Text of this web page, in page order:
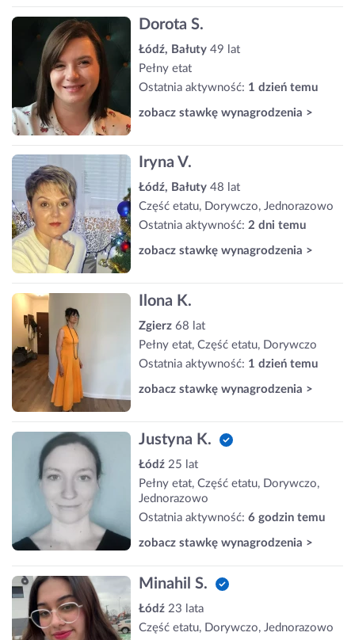
Dorota S.
Łódź, Bałuty 49 lat
Pełny etat
Ostatnia aktywność: 1 dzień temu
zobacz stawkę wynagrodzenia >
Iryna V.
Łódź, Bałuty 48 lat
Część etatu, Dorywczo, Jednorazowo
Ostatnia aktywność: 2 dni temu
zobacz stawkę wynagrodzenia >
Ilona K.
Zgierz 68 lat
Pełny etat, Część etatu, Dorywczo
Ostatnia aktywność: 1 dzień temu
zobacz stawkę wynagrodzenia >
Justyna K.
Łódź 25 lat
Pełny etat, Część etatu, Dorywczo,
Jednorazowo
Ostatnia aktywność: 6 godzin temu
zobacz stawkę wynagrodzenia >
Minahil S.
Łódź 23 lata
Część etatu, Dorywczo, Jednorazowo